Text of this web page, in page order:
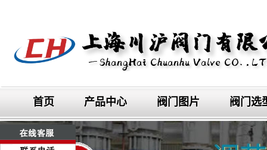
首页 产品中心 阀门图片 阀门选